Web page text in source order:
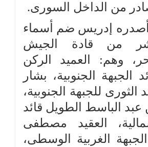
من الداخل السورى.
أصدره إدريس ضم أسماء
من قادة الجيش
وهم: العميد الركن
الجبهة الجنوبية، بشار
الثورى للجبهة الجنوبية،
عبد الباسط الطويل قائد
العقيد مصطفى
الغربية الوسطى،